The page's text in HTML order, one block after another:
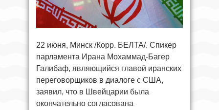
22 июня, Минск /Корр. БЕЛТА/. Спикер
парламента Ирана Мохаммад-Багер
Галибаф, являющийся главой иранских
переговорщиков в диалоге с США,
заявил, что в Швейцарии была
окончательно согласована